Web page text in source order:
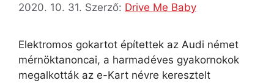
2020. 10. 31. Szerző: Drive Me Baby
Elektromos gokartot építettek az Audi német
mérnöktanoncai, a harmadéves gyakornokok
megalkották az e-Kart névre keresztelt